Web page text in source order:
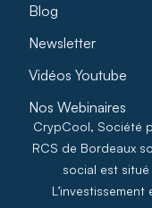
Blog
Newsletter
Vidéos Youtube
Nos Webinaires
CrypCool, Société
RCS de Bordeaux
social est